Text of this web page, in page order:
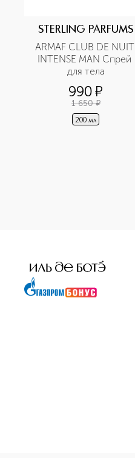
STERLING PARFUMS
ARMAF CLUB DE NUIT
INTENSE MAN Спрей
для тела
990¤
1 650 ¤
200 мл